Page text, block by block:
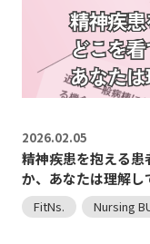
2026.02.05
精神疾患を抱える患
か、あなたは理解
FitNs. Nursing